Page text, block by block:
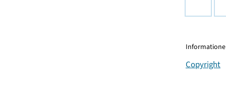
Copyright